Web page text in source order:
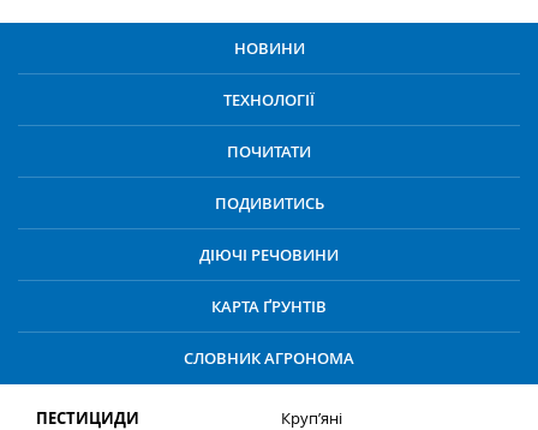
НОВИНИ
ТЕХНОЛОГІЇ
ПОЧИТАТИ
ПОДИВИТИСЬ
ДІЮЧІ РЕЧОВИНИ
КАРТА ҐРУНТІВ
СЛОВНИК АГРОНОМА
ПЕСТИЦИДИ
Круп’яні